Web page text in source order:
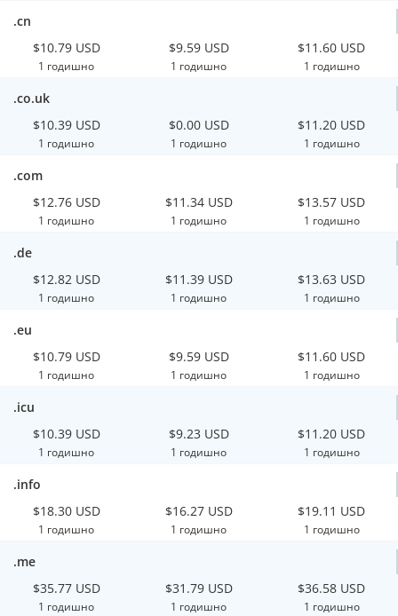
.cn
$10.79 USD
1 годишно
$9.59 USD
1 годишно
$11.60 USD
1 годишно
.co.uk
$10.39 USD
1 годишно
$0.00 USD
1 годишно
$11.20 USD
1 годишно
.com
$12.76 USD
1 годишно
$11.34 USD
1 годишно
$13.57 USD
1 годишно
.de
$12.82 USD
1 годишно
$11.39 USD
1 годишно
$13.63 USD
1 годишно
.eu
$10.79 USD
1 годишно
$9.59 USD
1 годишно
$11.60 USD
1 годишно
.icu
$10.39 USD
1 годишно
$9.23 USD
1 годишно
$11.20 USD
1 годишно
.info
$18.30 USD
1 годишно
$16.27 USD
1 годишно
$19.11 USD
1 годишно
.me
$35.77 USD
1 годишно
$31.79 USD
1 годишно
$36.58 USD
1 годишно